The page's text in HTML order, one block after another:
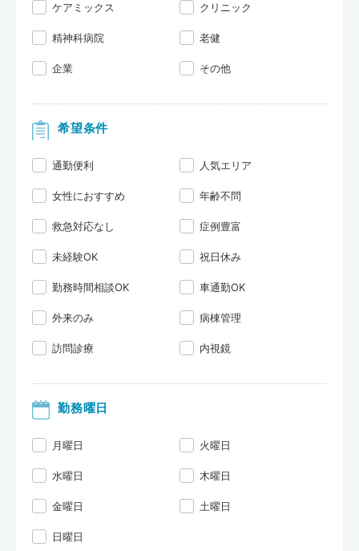
ケアミックス クリニック
精神科病院 老健
企業 その他
希望条件
通勤便利 人気エリア
女性におすすめ 年齢不問
救急対応なし 症例豊富
未経験OK 祝日休み
勤務時間相談OK 車通勤OK
外来のみ 病棟管理
訪問診療 内視鏡
勤務曜日
月曜日 火曜日
水曜日 木曜日
金曜日 土曜日
日曜日